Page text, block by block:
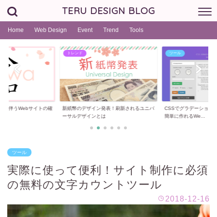
TERU DESIGN BLOG
Home Web Design Event Trend Tools
に伴うWebサイトの確
トレンド
新紙幣のデザイン発表！刷新されるユニバ
ーサルデザインとは
ツール
CSSでグラデーション
簡単に作れるWe...
ツール
実際に使って便利！サイト制作に必須
の無料の文字カウントツール
2018-12-16